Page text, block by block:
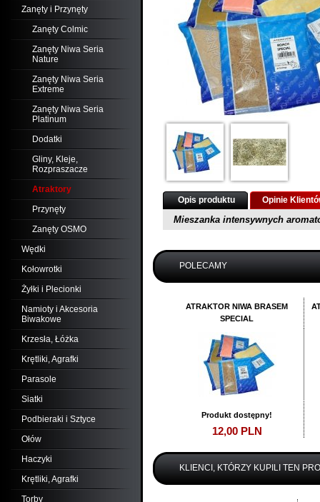
Zanęty i Przynęty
Zanęty Colmic
Zanęty Niwa Seria
Nature
Zanęty Niwa Seria
Extreme
Zanęty Niwa Seria
Platinum
Dodatki
Gliny, Kleje,
Rozpraszacze
Atraktory
Przynęty
Zanęty OSMO
Wędki
Kołowrotki
Żyłki i Plecionki
Namioty i Akcesoria
Biwakowe
Krzesła, Łóżka
Krętliki, Agrafki
Parasole
Siatki
Podbieraki i Sztyce
Ołów
Haczyki
Krętliki, Agrafki
Torby
Opis produktu Opinie
Mieszanka intensywnych
POLECAMY
ATRAKTOR NIWA BRASEM
SPECIAL
Produkt dostępny!
12,00PLN
Dodaj: szt.
do koszyka
KLIENCI, KTÓRZY KUPILI TEN